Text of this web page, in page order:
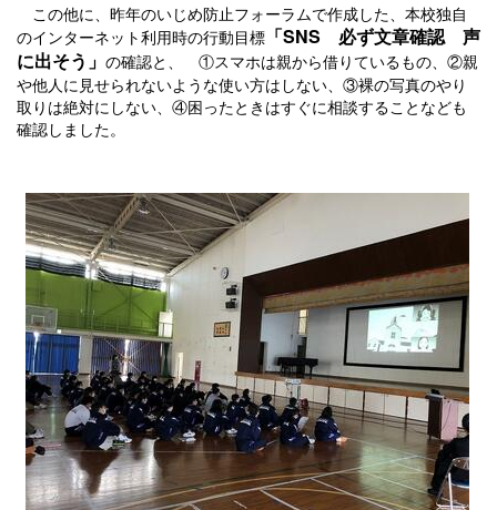
この他に、昨年のいじめ防止フォーラムで作成した、本校独自
のインターネット利用時の行動目標 「SNS 必ず文章確認 声
に出そう」 の確認と、 ①スマホは親から借りているもの、②親
や他人に見せられないような使い方はしない、③裸の写真のやり
取りは絶対にしない、④困ったときはすぐに相談することなども
確認しました。